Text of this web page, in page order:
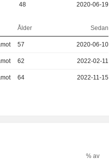
48 2020-06-19
Ålder Sedan
57 2020-06-10
62 2022-02-11
64 2022-11-15
% av